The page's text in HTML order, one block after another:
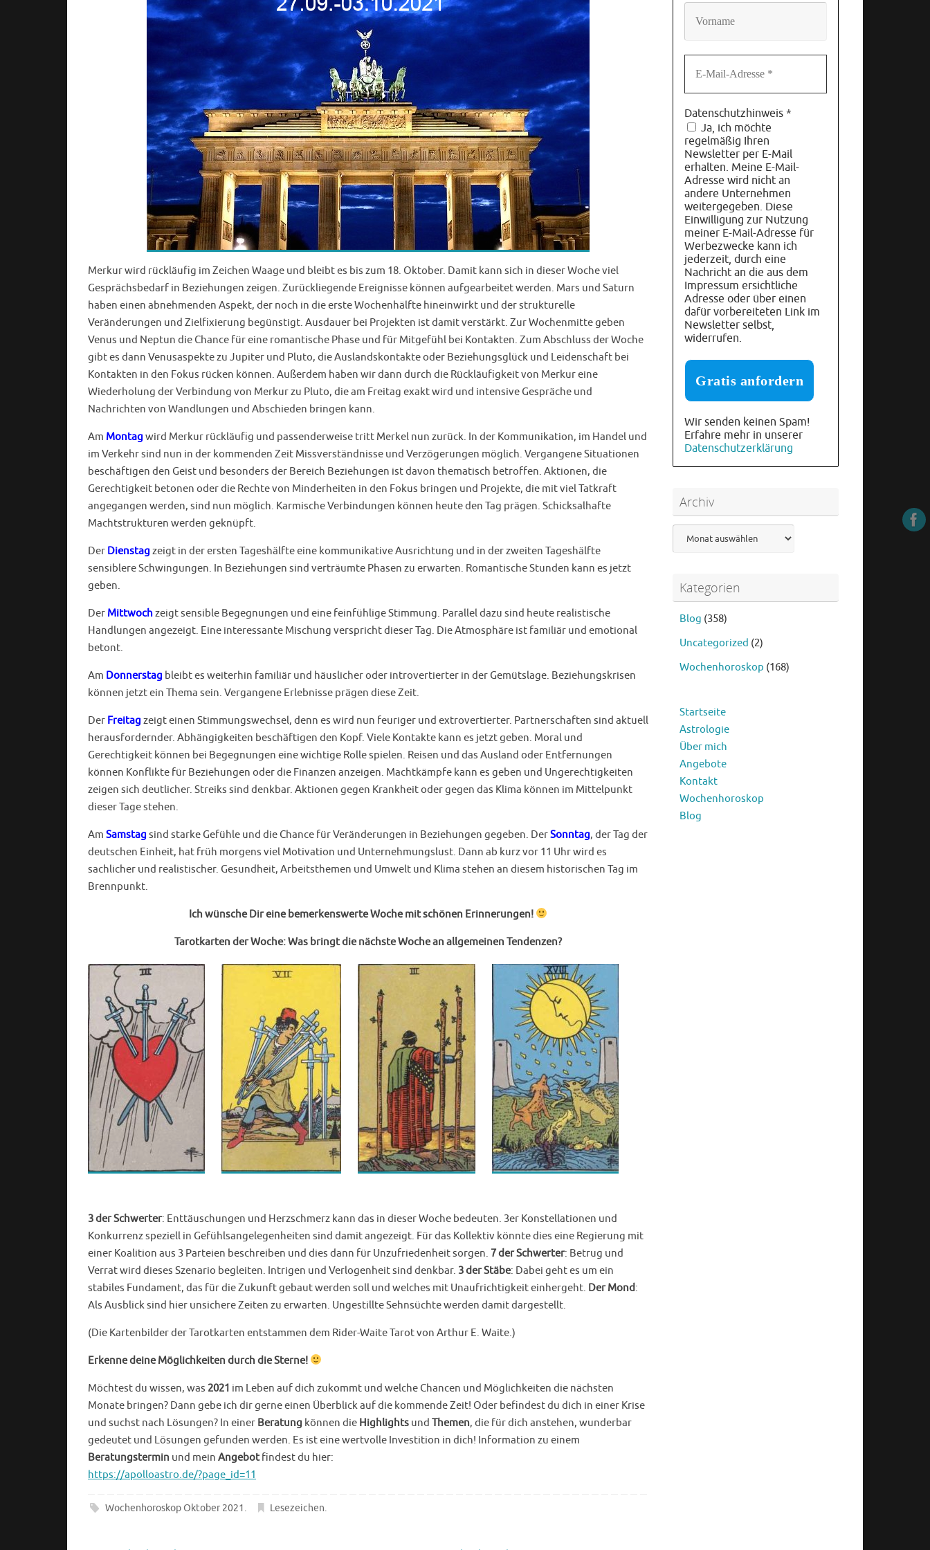
Merkur wird rückläufig im Zeichen Waage und bleibt es bis zum 18. Oktober. Damit kann sich in dieser Woche viel
Gesprächsbedarf in Beziehungen zeigen. Zurückliegende Ereignisse können aufgearbeitet werden. Mars und Saturn
haben einen abnehmenden Aspekt, der noch in die erste Wochenhälfte hineinwirkt und der strukturelle
Veränderungen und Zielfixierung begünstigt. Ausdauer bei Projekten ist damit verstärkt. Zur Wochenmitte geben
Venus und Neptun die Chance für eine romantische Phase und für Mitgefühl bei Kontakten. Zum Abschluss der Woche
gibt es dann Venusaspekte zu Jupiter und Pluto, die Auslandskontakte oder Beziehungsglück und Leidenschaft bei
Kontakten in den Fokus rücken können. Außerdem haben wir dann durch die Rückläufigkeit von Merkur eine
Wiederholung der Verbindung von Merkur zu Pluto, die am Freitag exakt wird und intensive Gespräche und
Nachrichten von Wandlungen und Abschieden bringen kann.
Am Montagwird Merkur rückläufig und passenderweise tritt Merkel nun zurück. In der Kommunikation, im Handel und
im Verkehr sind nun in der kommenden Zeit Missverständnisse und Verzögerungen möglich. Vergangene Situationen
beschäftigen den Geist und besonders der Bereich Beziehungen ist davon thematisch betroffen. Aktionen, die
Gerechtigkeit betonen oder die Rechte von Minderheiten in den Fokus bringen und Projekte, die mit viel Tatkraft
angegangen werden, sind nun möglich. Karmische Verbindungen können heute den Tag prägen. Schicksalhafte
Machtstrukturen werden geknüpft.
Der Dienstagzeigt in der ersten Tageshälfte eine kommunikative Ausrichtung und in der zweiten Tageshälfte
sensiblere Schwingungen. In Beziehungen sind verträumte Phasen zu erwarten. Romantische Stunden kann es jetzt
geben.
Der Mittwochzeigt sensible Begegnungen und eine feinfühlige Stimmung. Parallel dazu sind heute realistische
Handlungen angezeigt. Eine interessante Mischung verspricht dieser Tag. Die Atmosphäre ist familiär und emotional
betont.
Am Donnerstag bleibt es weiterhin familiär und häuslicher oder introvertierter in der Gemütslage. Beziehungskrisen
können jetzt ein Thema sein. Vergangene Erlebnisse prägen diese Zeit.
Der Freitagzeigt einen Stimmungswechsel, denn es wird nun feuriger und extrovertierter. Partnerschaften sind aktuell
herausfordernder. Abhängigkeiten beschäftigen den Kopf. Viele Kontakte kann es jetzt geben. Moral und
Gerechtigkeit können bei Begegnungen eine wichtige Rolle spielen. Reisen und das Ausland oder Entfernungen
können Konflikte für Beziehungen oder die Finanzen anzeigen. Machtkämpfe kann es geben und Ungerechtigkeiten
zeigen sich deutlicher. Streiks sind denkbar. Aktionen gegen Krankheit oder gegen das Klima können im Mittelpunkt
dieser Tage stehen.
Am Samstagsind starke Gefühle und die Chance für Veränderungen in Beziehungen gegeben. DerSonntag, der Tag der
deutschen Einheit, hat früh morgens viel Motivation und Unternehmungslust. Dann ab kurz vor 11 Uhr wird es
sachlicher und realistischer. Gesundheit, Arbeitsthemen und Umwelt und Klima stehen an diesem historischen Tag im
Brennpunkt.
Ich wünsche Dir eine bemerkenswerte Woche mit schönen Erinnerungen!
Tarotkarten der Woche: Was bringt die nächste Woche an allgemeinen Tendenzen?
3 der Schwerter: Enttäuschungen und Herzschmerz kann das in dieser Woche bedeuten. 3er Konstellationen und
Konkurrenz speziell in Gefühlsangelegenheiten sind damit angezeigt. Für das Kollektiv könnte dies eine Regierung mit
einer Koalition aus 3 Parteien beschreiben und dies dann für Unzufriedenheit sorgen. 7 der Schwerter: Betrug und
Verrat wird dieses Szenario begleiten. Intrigen und Verlogenheit sind denkbar. 3 der Stäbe: Dabei geht es um ein
stabiles Fundament, das für die Zukunft gebaut werden soll und welches mit Unaufrichtigkeit einhergeht. Der Mond:
Als Ausblick sind hier unsichere Zeiten zu erwarten. Ungestillte Sehnsüchte werden damit dargestellt.
(Die Kartenbilder der Tarotkarten entstammen dem Rider-Waite Tarot von Arthur E. Waite.)
Erkenne deine Möglichkeiten durch die Sterne!
Möchtest du wissen, was 2021 im Leben auf dich zukommt und welche Chancen und Möglichkeiten die nächsten
Monate bringen? Dann gebe ich dir gerne einen Überblick auf die kommende Zeit! Oder befindest du dich in einer Krise
und suchst nach Lösungen? In einer Beratung können die Highlights und Themen, die für dich anstehen, wunderbar
gedeutet und Lösungen gefunden werden. Es ist eine wertvolle Investition in dich! Information zu einem
Beratungstermin und mein Angebotfindest du hier:
https://apolloastro.de/?page_id=11
Wochenhoroskop Oktober 2021. Lesezeichen.
Datenschutzhinweis *
Ja, ich möchte
regelmäßig Ihren
Newsletter per E-Mail
erhalten. Meine E-Mail-
Adresse wird nicht an
andere Unternehmen
weitergegeben. Diese
Einwilligung zur Nutzung
meiner E-Mail-Adresse für
Werbezwecke kann ich
jederzeit, durch eine
Nachricht an die aus dem
Impressum ersichtliche
Adresse oder über einen
dafür vorbereiteten Link im
Newsletter selbst,
widerrufen.
Wir senden keinen Spam!
Erfahre mehr in unserer
Datenschutzerklärung
Archiv
Archiv
Kategorien
Blog (358)
Uncategorized (2)
Wochenhoroskop (168)
Startseite
Astrologie
Über mich
Angebote
Kontakt
Wochenhoroskop
Blog